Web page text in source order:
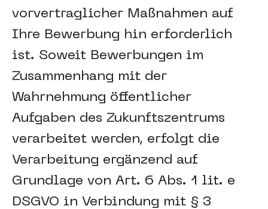
vorvertraglicher Maßnahmen auf
Ihre Bewerbung hin erforderlich
ist. Soweit Bewerbungen im
Zusammenhang mit der
Wahrnehmung öffentlicher
Aufgaben des Zukunftszentrums
verarbeitet werden, erfolgt die
Verarbeitung ergänzend auf
Grundlage von Art. 6 Abs. 1 lit. e
DSGVO in Verbindung mit § 3